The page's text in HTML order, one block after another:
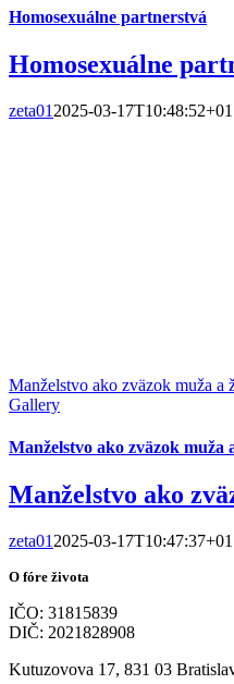
Homosexuálne partnerstvá
Homosexuálne
zeta01 2025-03-
Manželstvo ako zväzok muža a
Gallery
Manželstvo ako zväzok muža
Manželstvo ako
zeta01 2025-03-
O fóre života
IČO: 31815839
DIČ: 2021828908
Kutuzovova 17, 831 03